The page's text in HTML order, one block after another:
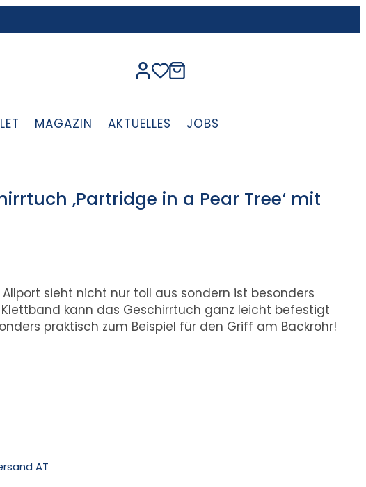
MAGAZIN AKTUELLES JOBS
‚Partridge in a Pear Tree‘ mit
sieht nicht nur toll aus sondern ist besonders
kann das Geschirrtuch ganz leicht befestigt
praktisch zum Beispiel für den Griff am Backrohr!
AT